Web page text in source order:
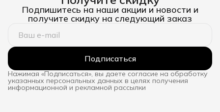
Подпишитесь на наши акции и новости и
получите скидку на следующий заказ
Подписаться
Нажимая «Подписаться», вы даете согласие на обработку
указанных персональных данных в целях получения
информационной и рекламной рассылки